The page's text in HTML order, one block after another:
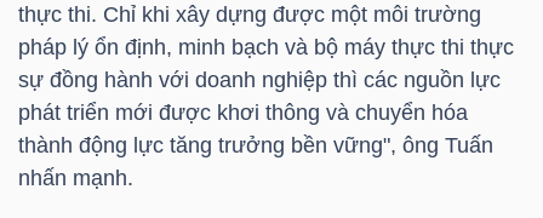
thực thi. Chỉ khi xây dựng được một môi trường
pháp lý ổn định, minh bạch và bộ máy thực thi thực
sự đồng hành với doanh nghiệp thì các nguồn lực
phát triển mới được khơi thông và chuyển hóa
thành động lực tăng trưởng bền vững", ông Tuấn
nhấn mạnh.
TIÊU
DÙNG
THIẾT
YẾU